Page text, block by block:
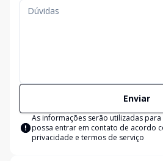
Enviar
As informações serão utilizadas
possa entrar em contato de acordo
privacidade e termos de serviço